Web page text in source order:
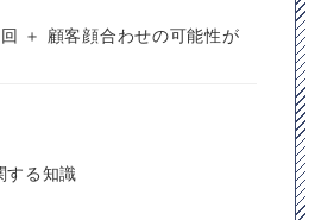
＋ 顧客顔合わせの可能性が
する知識